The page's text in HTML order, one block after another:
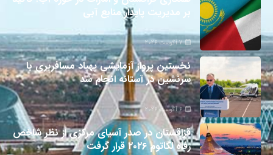
بر مدیریت پایدار منابع آبی
7 آگوست 2026
نخستین پرواز آزمایشی پهپاد مسافربری با
سرنشین در آستانه انجام شد
6 آگوست 2026
قزاقستان در صدر آسیای مرکزی از نظر شاخص
رفاه لگاتوم ۲۰۲۶ قرار گرفت